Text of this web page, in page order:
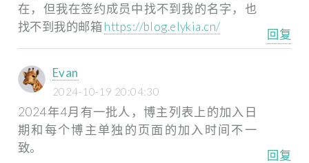
在，但我在签约成员中找不到我的名字，也
找不到我的邮箱https://blog.elykia.cn/
回复
Evan
2024-10-19 20:04:30
2024年4月有一批人，博主列表上的加入日
期和每个博主单独的页面的加入时间不一
致。
回复